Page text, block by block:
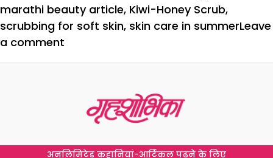
marathi beauty article, Kiwi-Honey Scrub,
scrubbing for soft skin, skin care in summerLeave
a comment
स्क्रब
उन्हाळ्यात
अनलिमिटेड कहानियां-आर्टिकल पढ़ने के लिए